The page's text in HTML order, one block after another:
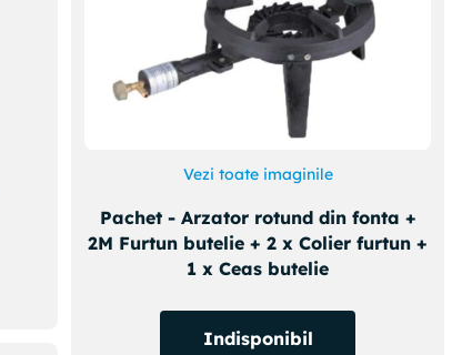
Vezi toate imaginile
Pachet - Arzator rotund din fonta +
2M Furtun butelie + 2 x Colier furtun +
1 x Ceas butelie
Indisponibil